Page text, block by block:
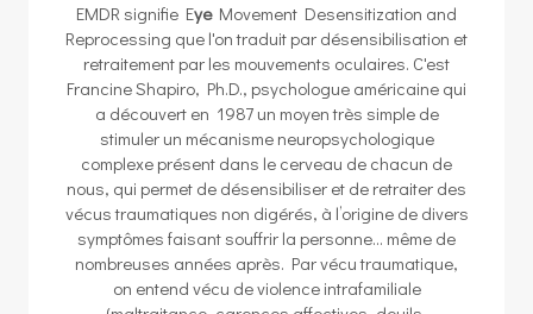
EMDR signifie EyeMovement Desensitization and
Reprocessing que l'on traduit par désensibilisation et
retraitement par les mouvements oculaires. C'est
Francine Shapiro, Ph.D., psychologue américaine qui
a découvert en 1987 un moyen très simple de
stimuler un mécanisme neuropsychologique
complexe présent dans le cerveau de chacun de
nous, qui permet de désensibiliser et de retraiter des
vécus traumatiques non digérés, à l’origine de divers
symptômes faisant souffrir la personne... même de
nombreuses années après. Par vécu traumatique,
on entend vécu de violence intrafamiliale